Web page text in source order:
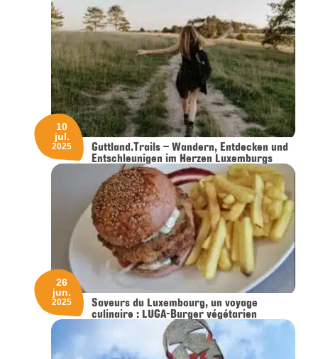
Guttland.Trails – Wandern, Entdecken und
Entschleunigen im Herzen Luxemburgs
10
jul.
2025
Saveurs du Luxembourg, un voyage
culinaire : LUGA-Burger végétarien
26
jun.
2025